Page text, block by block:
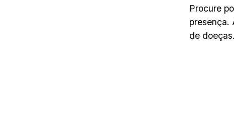
Procure
presença.
de doeças.